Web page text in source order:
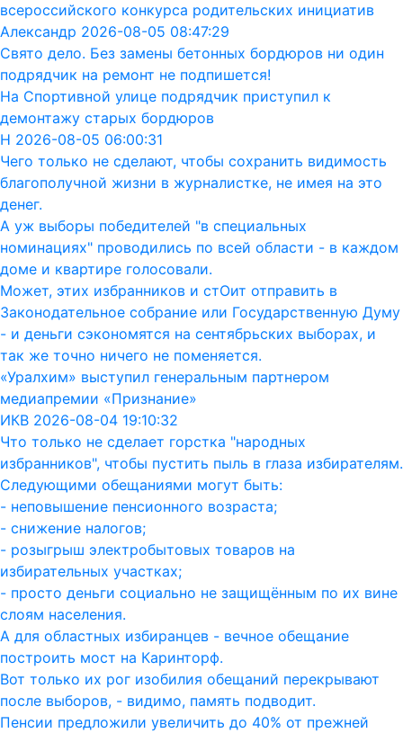
всероссийского конкурса родительских инициатив
Александр 2026-08-05 08:47:29
Свято дело. Без замены бетонных бордюров ни один
подрядчик на ремонт не подпишется!
На Спортивной улице подрядчик приступил к
демонтажу старых бордюров
Н 2026-08-05 06:00:31
Чего только не сделают, чтобы сохранить видимость
благополучной жизни в журналистке, не имея на это
денег.
А уж выборы победителей "в специальных
номинациях" проводились по всей области - в каждом
доме и квартире голосовали.
Может, этих избранников и стОит отправить в
Законодательное собрание или Государственную Думу
- и деньги сэкономятся на сентябрьских выборах, и
так же точно ничего не поменяется.
«Уралхим» выступил генеральным партнером
медиапремии «Признание»
ИКВ 2026-08-04 19:10:32
Что только не сделает горстка "народных
избранников", чтобы пустить пыль в глаза избирателям.
Следующими обещаниями могут быть:
- неповышение пенсионного возраста;
- снижение налогов;
- розыгрыш электробытовых товаров на
избирательных участках;
- просто деньги социально не защищённым по их вине
слоям населения.
А для областных избиранцев - вечное обещание
построить мост на Каринторф.
Вот только их рог изобилия обещаний перекрывают
после выборов, - видимо, память подводит.
Пенсии предложили увеличить до 40% от прежней